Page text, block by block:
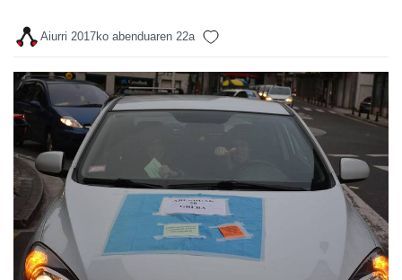
Aiurri 2017ko abenduaren 22a